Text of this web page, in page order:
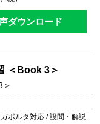
ダウンロード
＜Book 3＞
ポルタ対応 / 設問・解説